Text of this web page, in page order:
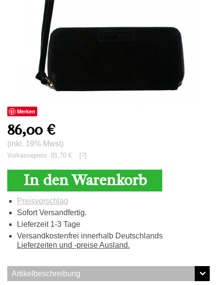
Merken
86,00 €
(inkl. 19% Mwst)
Vorkassepreis: 81,70 € [?]
In den Warenkorb
Preisvorschlag
Sofort Versandfertig.
Lieferzeit 1-3 Tage
Versandkostenfrei innerhalb Deutschlands
Lieferzeiten und -preise Ausland.
Artikelbeschreibung